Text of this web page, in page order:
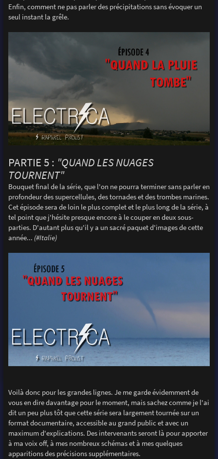
Enfin, comment ne pas parler des précipitations sans évoquer un
seul instant la grêle.
PARTIE 5 : "QUAND LES NUAGES
TOURNENT"
Bouquet final de la série, que l'on ne pourra terminer sans parler en
profondeur des supercellules, des tornades et des trombes marines.
Cet épisode sera de loin le plus complet et le plus long de la série, à
tel point que j'hésite presque encore à le couper en deux sous-
parties. D'autant plus qu'il y a un sacré paquet d'images de cette
année... (#Italie)
Voilà donc pour les grandes lignes. Je me garde évidemment de
vous en dire davantage pour le moment, mais sachez comme je l'ai
dit un peu plus tôt que cette série sera largement tournée sur un
format documentaire, accessible au grand public et avec un
maximum d'explications. Des intervenants seront là pour apporter
à ma voix off, à mes nombreux schémas et à mes quelques
apparitions des précisions supplémentaires.